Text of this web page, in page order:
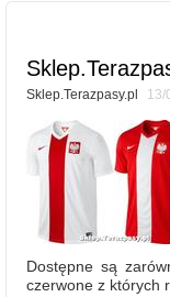
Sklep.Terazpasy.pl 13/
Dostępne są
czerwone z których